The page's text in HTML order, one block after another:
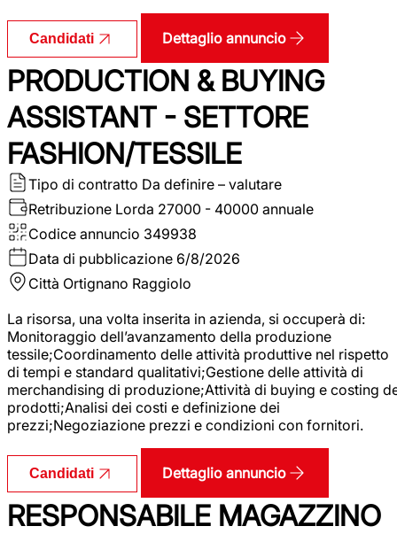
Candidati Dettaglio annuncio
PRODUCTION & BUYING
ASSISTANT - SETTORE
FASHION/TESSILE
Tipo di contratto Da definire – valutare
Retribuzione Lorda 27000 - 40000 annuale
Codice annuncio 349938
Data di pubblicazione 6/8/2026
Città Ortignano Raggiolo
La risorsa, una volta inserita in azienda, si occuperà di:
Monitoraggio dell’avanzamento della produzione
tessile;Coordinamento delle attività produttive nel rispetto
di tempi e standard qualitativi;Gestione delle attività di
merchandising di produzione;Attività di buying e costing
prodotti;Analisi dei costi e definizione dei
prezzi;Negoziazione prezzi e condizioni con fornitori.
Candidati Dettaglio annuncio
RESPONSABILE MAGAZZINO